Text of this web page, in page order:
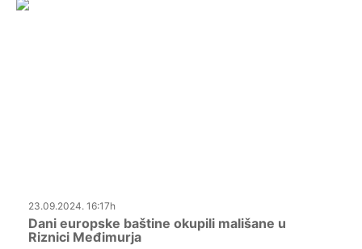
23.09.2024. 16:17h
Dani europske baštine okupili mališane u
Riznici Međimurja